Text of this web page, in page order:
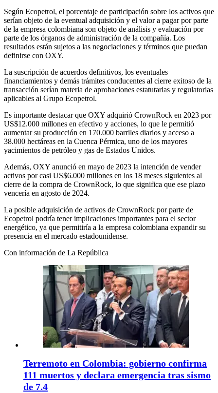
Según Ecopetrol, el porcentaje de participación sobre los activos que
serían objeto de la eventual adquisición y el valor a pagar por parte
de la empresa colombiana son objeto de análisis y evaluación por
parte de los órganos de administración de la compañía. Los
resultados están sujetos a las negociaciones y términos que puedan
definirse con OXY.
La suscripción de acuerdos definitivos, los eventuales
financiamientos y demás trámites conducentes al cierre exitoso de la
transacción serían materia de aprobaciones estatutarias y regulatorias
aplicables al Grupo Ecopetrol.
Es importante destacar que OXY adquirió CrownRock en 2023 por
US$12.000 millones en efectivo y acciones, lo que le permitió
aumentar su producción en 170.000 barriles diarios y acceso a
38.000 hectáreas en la Cuenca Pérmica, uno de los mayores
yacimientos de petróleo y gas de Estados Unidos.
Además, OXY anunció en mayo de 2023 la intención de vender
activos por casi US$6.000 millones en los 18 meses siguientes al
cierre de la compra de CrownRock, lo que significa que ese plazo
vencería en agosto de 2024.
La posible adquisición de activos de CrownRock por parte de
Ecopetrol podría tener implicaciones importantes para el sector
energético, ya que permitiría a la empresa colombiana expandir su
presencia en el mercado estadounidense.
Con información de La República
Terremoto en Colombia: gobierno confirma
111 muertos y declara emergencia tras sismo
de 7.4